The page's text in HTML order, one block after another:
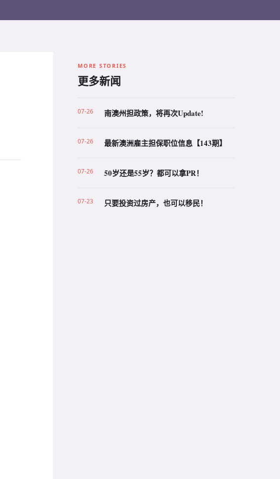
MORE STORIES
更多新闻
07-26 南澳州担政策，将再次Update!
07-26 最新澳洲雇主担保职位信息【143期】
07-26 50岁还是55岁？都可以拿PR！
07-23 只要投资过房产，也可以移民！